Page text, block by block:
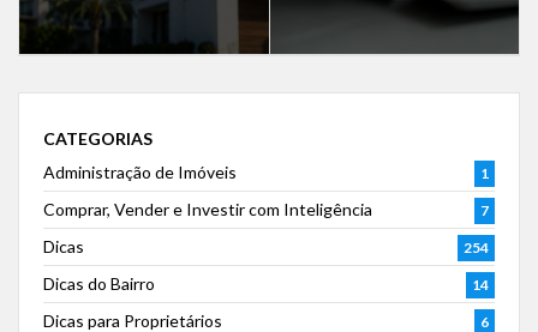
CATEGORIAS
Administração de Imóveis
1
Comprar, Vender e Investir com Inteligência 7
Dicas 254
Dicas do Bairro 14
Dicas para Proprietários 6